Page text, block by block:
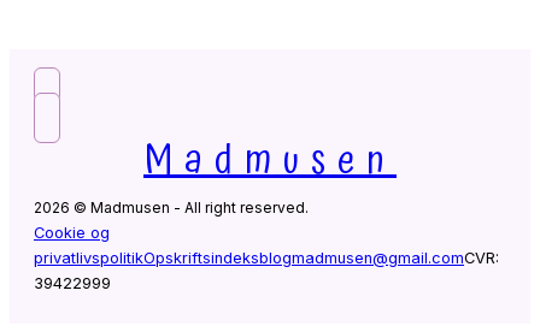
Madmusen
2026 © Madmusen - All right reserved.
Cookie og
privatlivspolitikOpskriftsindeksblogmadmusen@gmail.comCVR:
39422999